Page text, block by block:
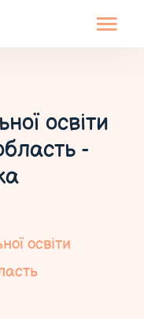
освіти
-
освіти